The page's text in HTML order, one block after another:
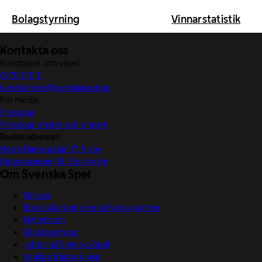
Bolagstyrning Vinnarstatistik
Kontakta oss
Kundtjänst och växel:
0770-11 11 11
kundservice@svenskaspel.se
För media:
Pressjour
Pressjour vinster och vinnare
Besöksadresser:
Norra Hansegatan 17, Visby
Katarinavägen 15, Stockholm
Om Svenska Spel
Om oss
Börja sälja spel eller bli Vegaspartner
Nyhetsrum
Våra logotyper
Jobba på Svenska Spel
Vanliga frågor & svar